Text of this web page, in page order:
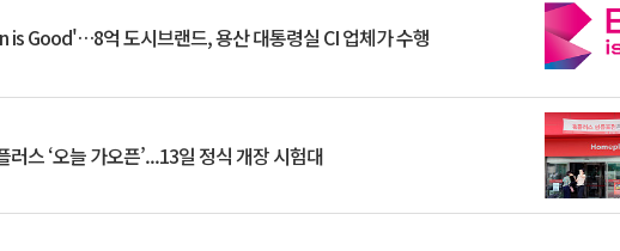
is Good'…8억 도시브랜드, 용산 대통령실 CI 업체가 수행
스 ‘오늘 가오픈’...13일 정식 개장 시험대